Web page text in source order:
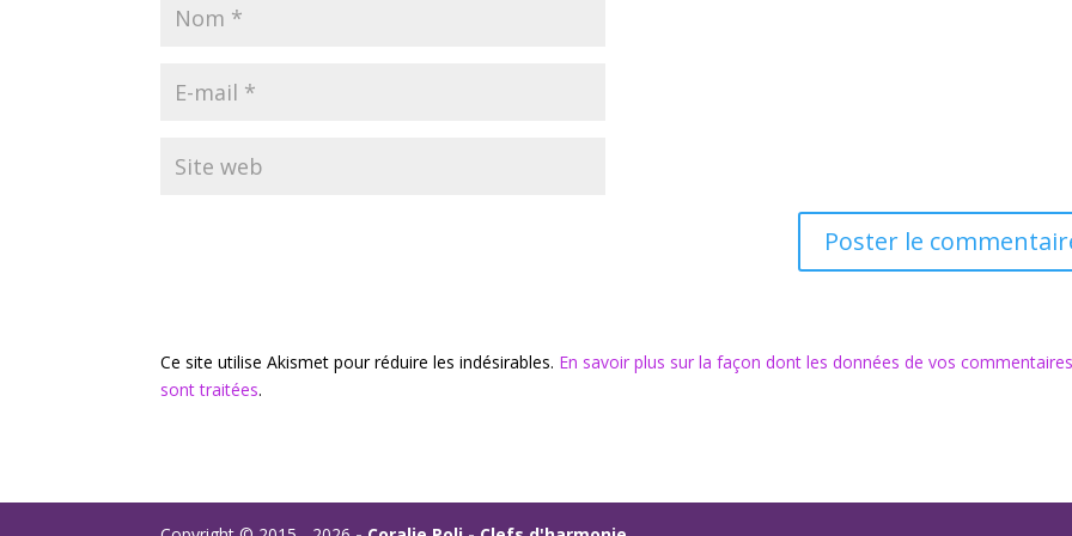
Ce site utilise Akismet pour réduire les indésirables. En savoir plus sur la façon dont les données de vos
sont traitées.